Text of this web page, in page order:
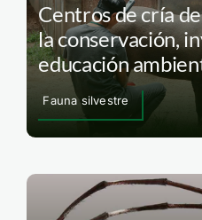
Centros de cría
la conservación,
educación
Fauna silvestre